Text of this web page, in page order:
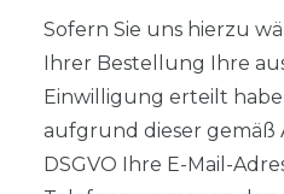
Sofern Sie uns hierzu
Ihrer Bestellung Ihre
Einwilligung erteilt
aufgrund dieser gemäß
DSGVO Ihre E-Mail-